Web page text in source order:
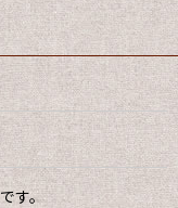
です。